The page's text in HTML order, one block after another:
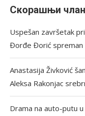
Скорашњи
Uspešan završetak
Đorđe Đorić spreman
Anastasija Živković
Aleksa Rakonjac
Drama na auto-putu